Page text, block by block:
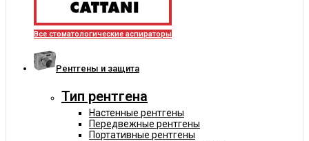
Все стоматологические аспираторы
Рентгены и защита
Тип рентгена
Настенные рентгены
Передвежные рентгены
Портативные рентгены